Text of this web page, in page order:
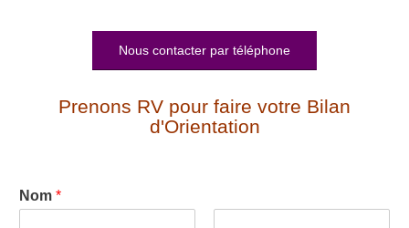
Nous contacter par téléphone
Prenons RV pour faire votre Bilan
d'Orientation
Nom *